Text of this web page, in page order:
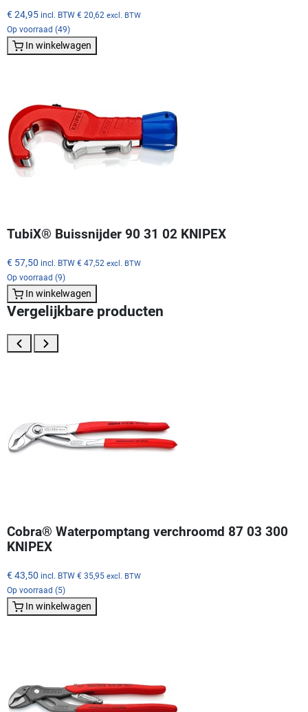
€ 24,95 incl. BTW € 20,62 excl. BTW
Op voorraad (49)
In winkelwagen
TubiX® Buissnijder 90 31 02 KNIPEX
€ 57,50 incl. BTW € 47,52 excl. BTW
Op voorraad (9)
In winkelwagen
Vergelijkbare producten
Cobra® Waterpomptang verchroomd 87 03 300
KNIPEX
€ 43,50 incl. BTW € 35,95 excl. BTW
Op voorraad (5)
In winkelwagen